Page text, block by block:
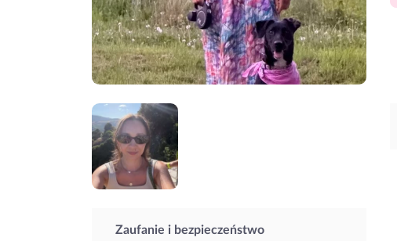
Zaufanie i bezpieczeństwo